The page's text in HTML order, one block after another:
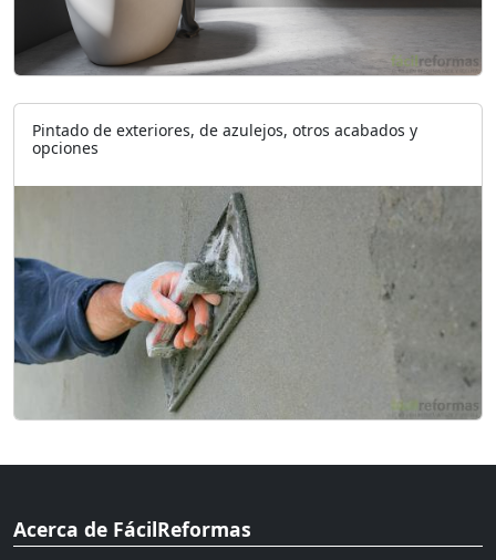
Pintado de exteriores, de azulejos, otros acabados y
opciones
Acerca de FácilReformas